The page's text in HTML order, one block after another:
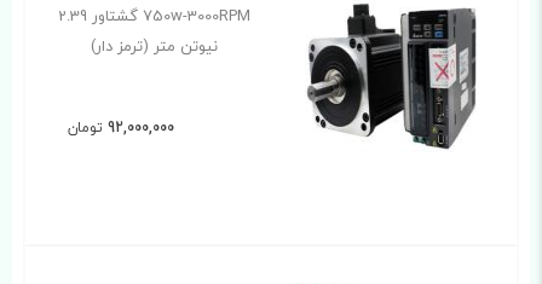
750w-3000RPM گشتاور 2.39
نیوتن متر (ترمز دار)
92,000,000 تومان